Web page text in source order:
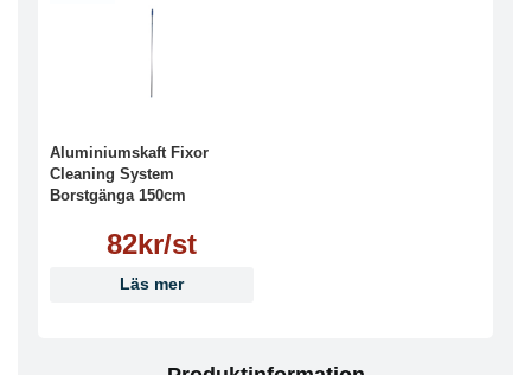
Aluminiumskaft Fixor
Cleaning System
Borstgänga 150cm
82kr/st
Läs mer